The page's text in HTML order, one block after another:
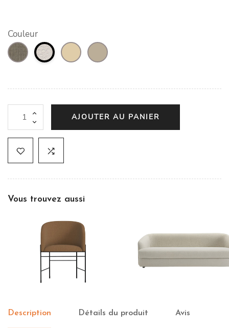
Couleur
AJOUTER AU PANIER
Vous trouvez aussi
Description Détails du produit Avis